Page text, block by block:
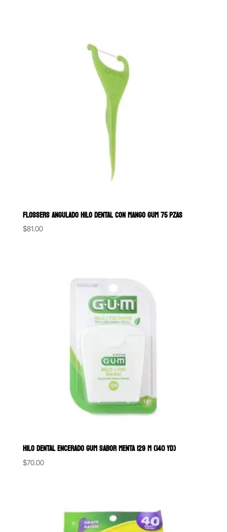
FLOSSERS ANGULADO HILO DENTAL CON MANGO GUM 75 PZAS
$81.00
HILO DENTAL ENCERADO GUM SABOR MENTA 129 M (140 YD)
$70.00